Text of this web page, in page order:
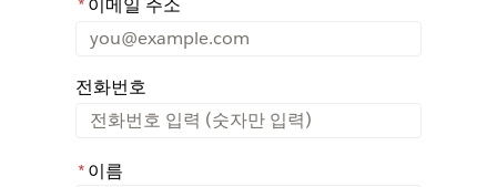
*이메일 주소
전화번호
*이름